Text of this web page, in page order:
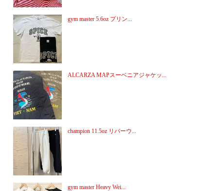
gym master 5.6oz プリン...
ALCARZA MAPスーベニアジャケッ...
champion 11.5oz リバーウ...
gym master Heavy Wei...